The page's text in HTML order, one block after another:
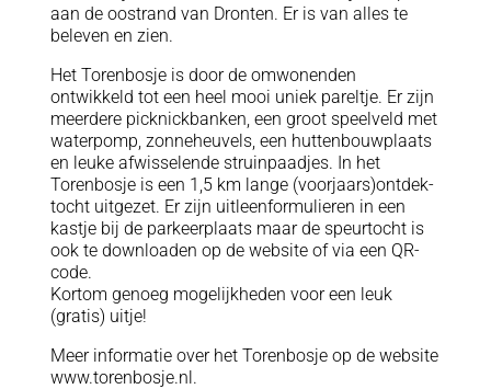
aan de oostrand van Dronten. Er is van alles te
beleven en zien.
Het Torenbosje is door de omwonenden
ontwikkeld tot een heel mooi uniek pareltje. Er zijn
meerdere picknickbanken, een groot speelveld met
waterpomp, zonneheuvels, een huttenbouwplaats
en leuke afwisselende struinpaadjes. In het
Torenbosje is een 1,5 km lange (voorjaars)ontdek-
tocht uitgezet. Er zijn uitleenformulieren in een
kastje bij de parkeerplaats maar de speurtocht is
ook te downloaden op de website of via een QR-
code.
Kortom genoeg mogelijkheden voor een leuk
(gratis) uitje!
Meer informatie over het Torenbosje op de website
www.torenbosje.nl.